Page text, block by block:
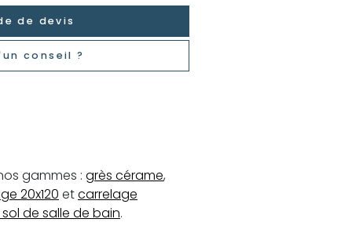
de devis
conseil ?
gammes : grès cérame,
20x120 etcarrelage
sol de salle de bain.